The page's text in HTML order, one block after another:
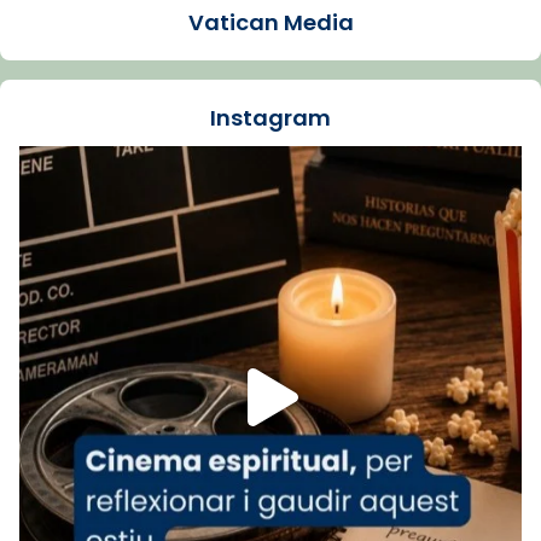
Santes de Mataró.
🔗tinyurl.com/cvu5jmbk
Foto
View on Facebook Share
Arquebisbat de Barcelonais at Catedral
de Barcelona.
1 week ago
Aquest dilluns, 27 de juliol, ha tingut lloc la
missa d’acció de gràcies en agraïment al
comitè organitzador de la visita apostòlica
del Sant Pare Lleó XIV a Barcelona, i als
col·laboradors, a la Catedral de Barcelona.
L’arquebisbe de Barcelona, el cardenal Joan
Vatican Media
Instagram